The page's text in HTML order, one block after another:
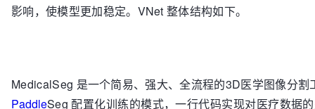
影响，使模型更加稳定。VNet 整体结构如下。
MedicalSeg 是一个简易、强大、全流程的3D医学图像分
PaddleSeg 配置化训练的模式，一行代码实现对医疗数据